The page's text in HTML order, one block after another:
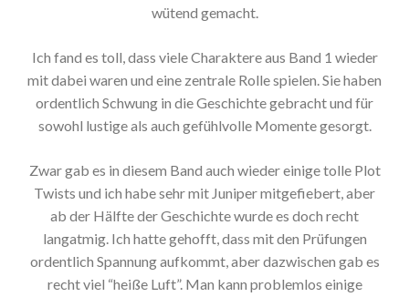
wütend gemacht.
Ich fand es toll, dass viele Charaktere aus Band 1 wieder
mit dabei waren und eine zentrale Rolle spielen. Sie haben
ordentlich Schwung in die Geschichte gebracht und für
sowohl lustige als auch gefühlvolle Momente gesorgt.
Zwar gab es in diesem Band auch wieder einige tolle Plot
Twists und ich habe sehr mit Juniper mitgefiebert, aber
ab der Hälfte der Geschichte wurde es doch recht
langatmig. Ich hatte gehofft, dass mit den Prüfungen
ordentlich Spannung aufkommt, aber dazwischen gab es
recht viel “heiße Luft”. Man kann problemlos einige